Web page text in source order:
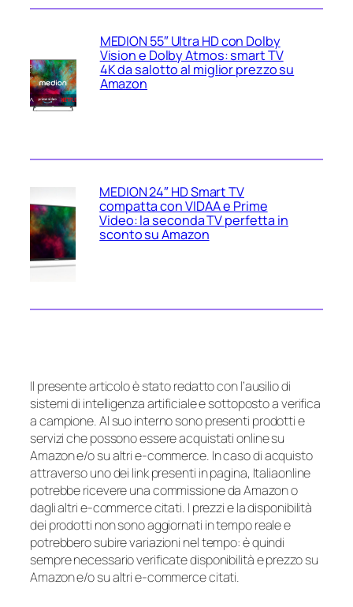
MEDION 55″ Ultra HD con Dolby
Vision e Dolby Atmos: smart TV
4K da salotto al miglior prezzo su
Amazon
MEDION 24″ HD Smart TV
compatta con VIDAA e Prime
Video: la seconda TV perfetta in
sconto su Amazon
Il presente articolo è stato redatto con l’ausilio di
sistemi di intelligenza artificiale e sottoposto a verifica
a campione. Al suo interno sono presenti prodotti e
servizi che possono essere acquistati online su
Amazon e/o su altri e-commerce. In caso di acquisto
attraverso uno dei link presenti in pagina, Italiaonline
potrebbe ricevere una commissione da Amazon o
dagli altri e-commerce citati. I prezzi e la disponibilità
dei prodotti non sono aggiornati in tempo reale e
potrebbero subire variazioni nel tempo: è quindi
sempre necessario verificate disponibilità e prezzo su
Amazon e/o su altri e-commerce citati.